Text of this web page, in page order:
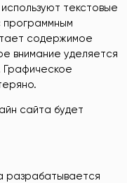
текстовые
программным
содержимое
внимание уделяется
Графическое
сайта будет
разрабатывается